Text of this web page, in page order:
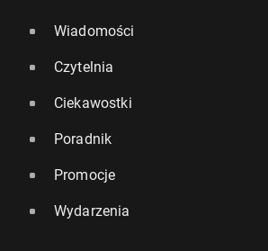
Wiadomości
Czytelnia
Ciekawostki
Poradnik
Promocje
Wydarzenia